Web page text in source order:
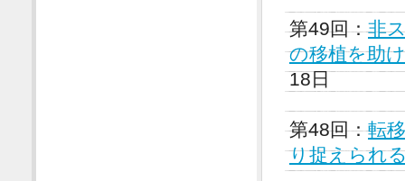
第49回：非
の移植を助
18日
第48回：転
り捉えられ